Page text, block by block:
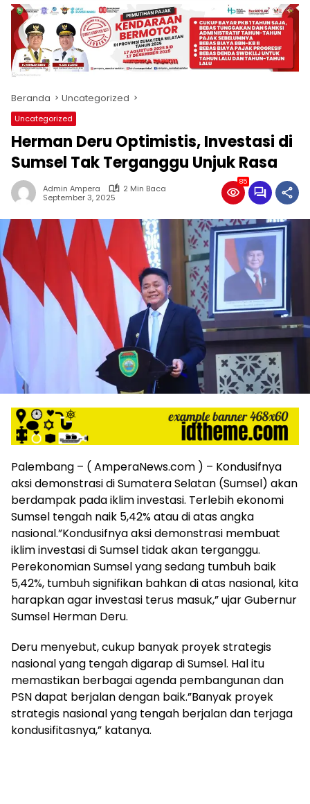
produk
antara
lain
mampu
menjadi
komunikasi
usaha
(beriklan),
fokus
pada
nasional
maupun
international,
bernuansa
dan
dinamis,
memiliki
kisaran
iklan
lebih
murah
dari
Koran
maupun
media
siber
lainnya,
desain
Koran
dan
media
siber
lebih
eksklusif,
bergaya
trendi,
mengandung
edukasi,
gaya
hidup,
hiburan,
bebas
dari
Beranda Uncategorized
Uncategorized
Herman Deru Optimistis, Investasi di
Sumsel Tak Terganggu Unjuk Rasa
Admin Ampera
2 Min Baca
September 3, 2025
85
Palembang – ( AmperaNews.com ) – Kondusifnya
aksi demonstrasi di Sumatera Selatan (Sumsel) akan
berdampak pada iklim investasi. Terlebih ekonomi
Sumsel tengah naik 5,42% atau di atas angka
nasional.”Kondusifnya aksi demonstrasi membuat
iklim investasi di Sumsel tidak akan terganggu.
Perekonomian Sumsel yang sedang tumbuh baik
5,42%, tumbuh signifikan bahkan di atas nasional, kita
harapkan agar investasi terus masuk,” ujar Gubernur
Sumsel Herman Deru.
Deru menyebut, cukup banyak proyek strategis
nasional yang tengah digarap di Sumsel. Hal itu
memastikan berbagai agenda pembangunan dan
PSN dapat berjalan dengan baik.”Banyak proyek
strategis nasional yang tengah berjalan dan terjaga
kondusifitasnya,” katanya.